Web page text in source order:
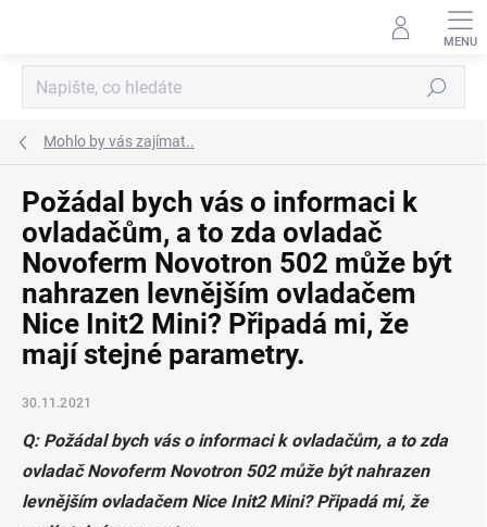
Hledat
Mohlo by vás zajímat..
Požádal bych vás o informaci k
ovladačům, a to zda ovladač
Novoferm Novotron 502 může být
nahrazen levnějším ovladačem
Nice Init2 Mini? Připadá mi, že
mají stejné parametry.
30.11.2021
Q: Požádal bych vás o informaci k ovladačům, a to zda
ovladač Novoferm Novotron 502 může být nahrazen
levnějším ovladačem Nice Init2 Mini? Připadá mi, že